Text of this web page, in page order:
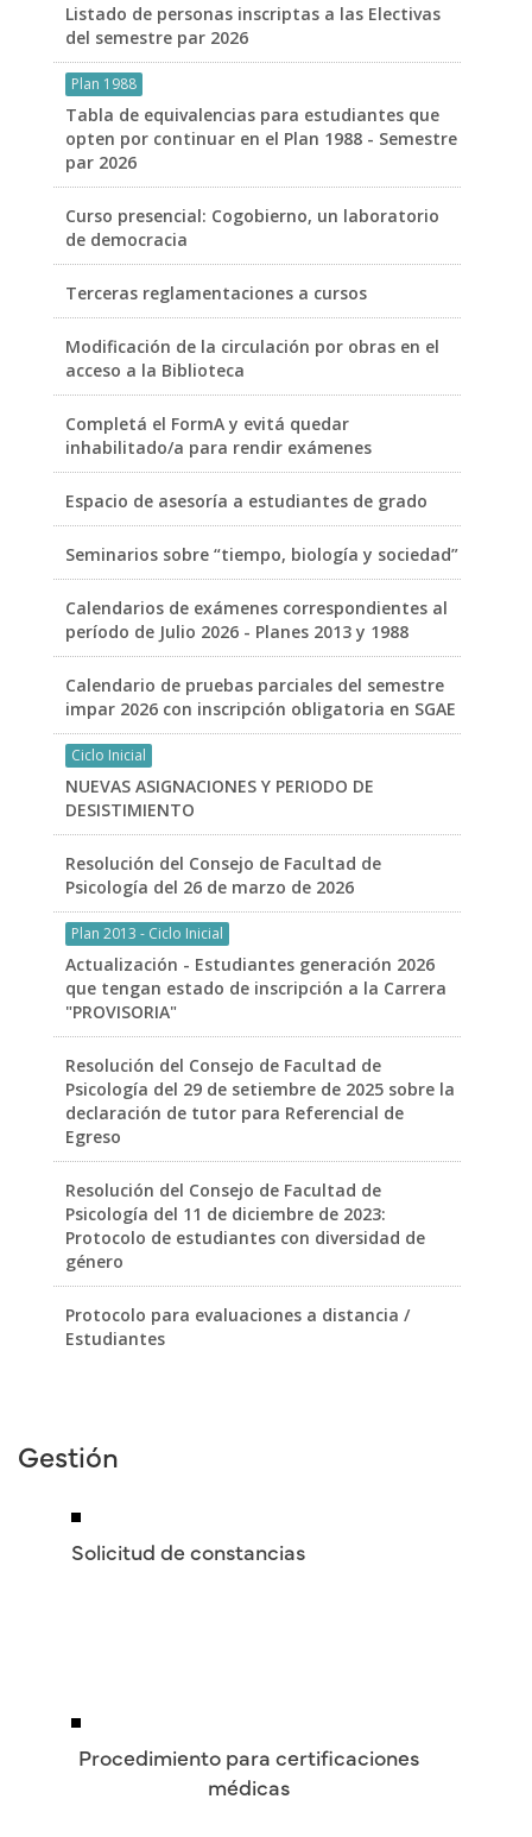
Listado de personas inscriptas a las Electivas
del semestre par 2026
Plan 1988
Tabla de equivalencias para estudiantes que
opten por continuar en el Plan 1988 - Semestre
par 2026
Curso presencial: Cogobierno, un laboratorio
de democracia
Terceras reglamentaciones a cursos
Modificación de la circulación por obras en el
acceso a la Biblioteca
Completá el FormA y evitá quedar
inhabilitado/a para rendir exámenes
Espacio de asesoría a estudiantes de grado
Seminarios sobre “tiempo, biología y sociedad”
Calendarios de exámenes correspondientes al
período de Julio 2026 - Planes 2013 y 1988
Calendario de pruebas parciales del semestre
impar 2026 con inscripción obligatoria en SGAE
Ciclo Inicial
NUEVAS ASIGNACIONES Y PERIODO DE
DESISTIMIENTO
Resolución del Consejo de Facultad de
Psicología del 26 de marzo de 2026
Plan 2013 - Ciclo Inicial
Actualización - Estudiantes generación 2026
que tengan estado de inscripción a la Carrera
"PROVISORIA"
Resolución del Consejo de Facultad de
Psicología del 29 de setiembre de 2025 sobre la
declaración de tutor para Referencial de
Egreso
Resolución del Consejo de Facultad de
Psicología del 11 de diciembre de 2023:
Protocolo de estudiantes con diversidad de
género
Protocolo para evaluaciones a distancia /
Estudiantes
Gestión
Solicitud de constancias
Procedimiento para certificaciones
médicas